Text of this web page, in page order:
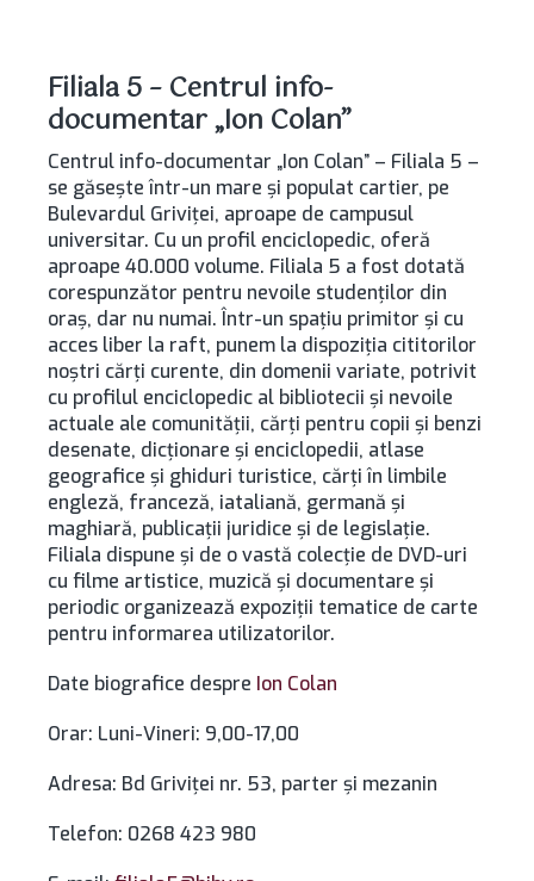
Filiala 5 – Centrul info-
documentar „Ion Colan”
Centrul info-documentar „Ion Colan” – Filiala 5 –
se găsește într-un mare și populat cartier, pe
Bulevardul Griviței, aproape de campusul
universitar. Cu un profil enciclopedic, oferă
aproape 40.000 volume. Filiala 5 a fost dotată
corespunzător pentru nevoile studenților din
oraș, dar nu numai. Într-un spațiu primitor și cu
acces liber la raft, punem la dispoziția cititorilor
noștri cărți curente, din domenii variate, potrivit
cu profilul enciclopedic al bibliotecii și nevoile
actuale ale comunității, cărți pentru copii și benzi
desenate, dicționare și enciclopedii, atlase
geografice și ghiduri turistice, cărți în limbile
engleză, franceză, iataliană, germană și
maghiară, publicații juridice și de legislație.
Filiala dispune și de o vastă colecție de DVD-uri
cu filme artistice, muzică și documentare și
periodic organizează expoziții tematice de carte
pentru informarea utilizatorilor.
Date biografice despre Ion Colan
Orar: Luni-Vineri: 9,00-17,00
Adresa: Bd Griviţei nr. 53, parter şi mezanin
Telefon: 0268 423 980